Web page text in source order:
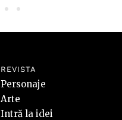
REVISTA
Personaje
Arte
Intră la idei